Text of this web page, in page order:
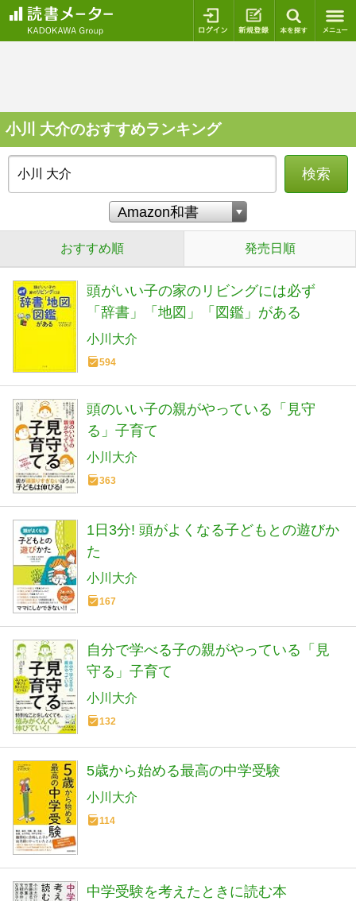
ログイン 新規登録
小川 大介のおすすめランキング
検索
おすすめ順 発売日順
頭がいい子の家のリビングには必ず
「辞書」「地図」「図鑑」がある
小川大介
594
頭のいい子の親がやっている「見守
る」子育て
小川大介
363
1日3分! 頭がよくなる子どもとの遊びか
た
小川大介
167
自分で学べる子の親がやっている「見
守る」子育て
小川大介
132
5歳から始める最高の中学受験
小川大介
114
中学受験を考えたときに読む本